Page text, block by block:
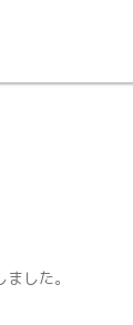
した。